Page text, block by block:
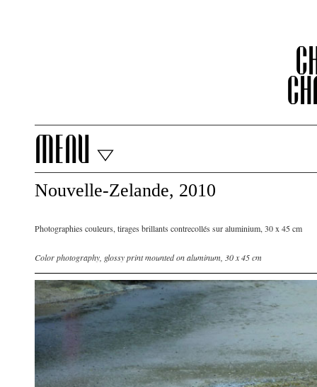
menu
Nouvelle-Zelande, 2010
Photographies couleurs, tirages brillants contrecollés sur aluminium, 30 x 45 cm
Color photography, glossy print mounted on aluminum, 30 x 45 cm